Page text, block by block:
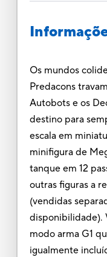
Os mundos
Predacons
Autobots e os
destino para
escala em
minifigura de
tanque em 12
outras figuras a
(vendidas
disponibilidade).
modo arma G1
igualmente